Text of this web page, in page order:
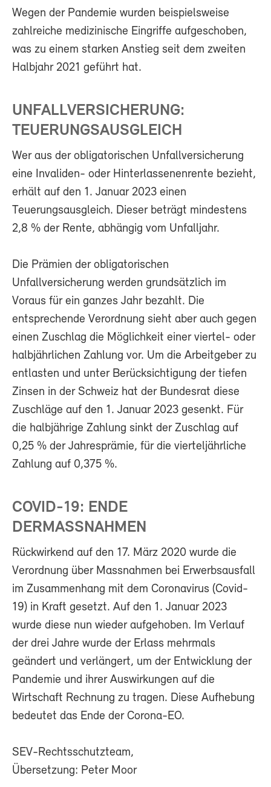
Wegen der Pandemie wurden beispielsweise
zahlreiche medizinische Eingriffe aufgeschoben,
was zu einem starken Anstieg seit dem zweiten
Halbjahr 2021 geführt hat.
UNFALLVERSICHERUNG:
TEUERUNGSAUSGLEICH
Wer aus der obligatorischen Unfallversicherung
eine Invaliden- oder Hinterlassenenrente bezieht,
erhält auf den 1. Januar 2023 einen
Teuerungsausgleich. Dieser beträgt mindestens
2,8 % der Rente, abhängig vom Unfalljahr.
Die Prämien der obligatorischen
Unfallversicherung werden grundsätzlich im
Voraus für ein ganzes Jahr bezahlt. Die
entsprechende Verordnung sieht aber auch gegen
einen Zuschlag die Möglichkeit einer viertel- oder
halbjährlichen Zahlung vor. Um die Arbeitgeber zu
entlasten und unter Berücksichtigung der tiefen
Zinsen in der Schweiz hat der Bundesrat diese
Zuschläge auf den 1. Januar 2023 gesenkt. Für
die halbjährige Zahlung sinkt der Zuschlag auf
0,25 % der Jahresprämie, für die vierteljährliche
Zahlung auf 0,375 %.
COVID-19: ENDE
DERMASSNAHMEN
Rückwirkend auf den 17. März 2020 wurde die
Verordnung über Massnahmen bei Erwerbsausfall
im Zusammenhang mit dem Coronavirus (Covid-
19) in Kraft gesetzt. Auf den 1. Januar 2023
wurde diese nun wieder aufgehoben. Im Verlauf
der drei Jahre wurde der Erlass mehrmals
geändert und verlängert, um der Entwicklung der
Pandemie und ihrer Auswirkungen auf die
Wirtschaft Rechnung zu tragen. Diese Aufhebung
bedeutet das Ende der Corona-EO.
SEV-Rechtsschutzteam,
Übersetzung: Peter Moor